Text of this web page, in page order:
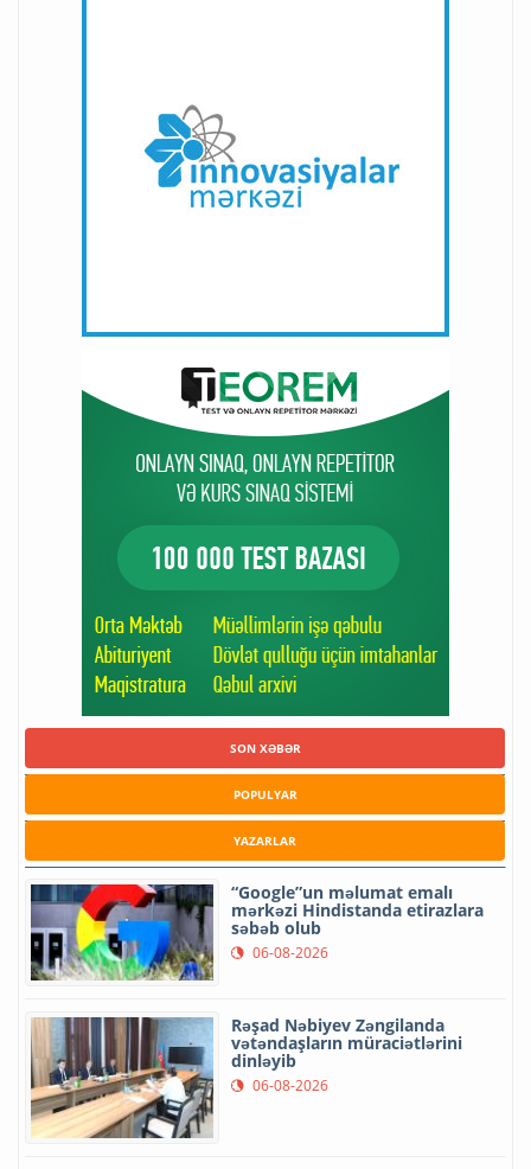
SON XƏBƏR
POPULYAR
YAZARLAR
“Google”un məlumat emalı
mərkəzi Hindistanda etirazlara
səbəb olub
06-08-2026
Rəşad Nəbiyev Zəngilanda
vətəndaşların müraciətlərini
dinləyib
06-08-2026